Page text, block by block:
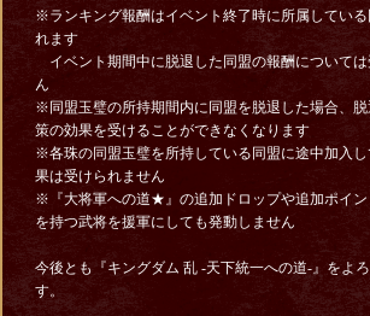
※ランキング報酬はイベント終了時に所属している
れます
イベント期間中に脱退した同盟の報酬について
ん
※同盟玉璧の所持期間内に同盟を脱退した場合、
策の効果を受けることができなくなります
※各珠の同盟玉璧を所持している同盟に途中加入
果は受けられません
※『大将軍への道★』の追加ドロップや追加ポイン
を持つ武将を援軍にしても発動しません
今後とも『キングダム 乱 -天下統一への道-』をよ
す。